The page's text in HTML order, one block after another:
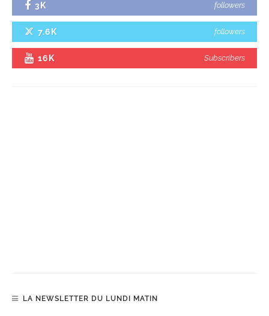
3K followers
7.6K followers
16K Subscribers
LA NEWSLETTER DU LUNDI MATIN